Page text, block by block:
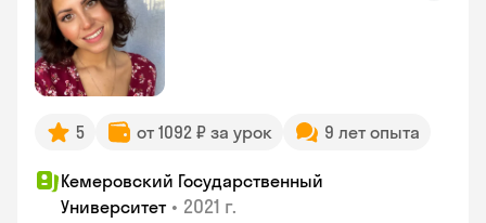
5 от 1092 ₽ за урок 9 лет опыта
Кемеровский Государственный
Университет • 2021 г.